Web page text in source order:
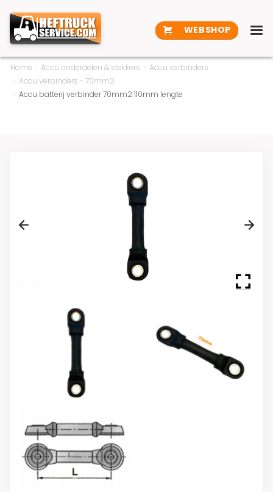
WEBSHOP
Home Accu onderdelen & stekkers
Accu verbinders
Accu verbinders - 70mm2
Accu batterij verbinder 70mm2 110mm lengte
Previous Next